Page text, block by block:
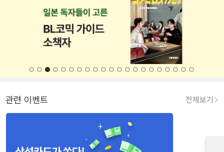
관련 이벤트 전체보기